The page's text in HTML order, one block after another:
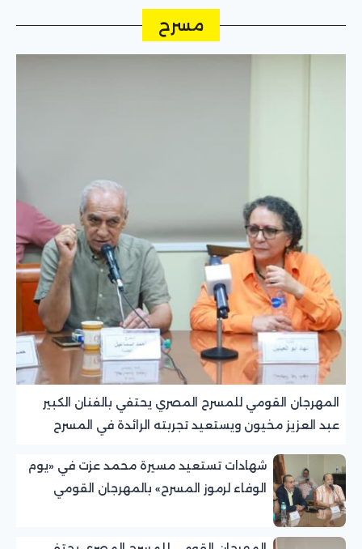
مسرح
المهرجان القومي للمسرح المصري يحتفي بالفنان الكبير
عبد العزيز مخيون ويستعيد تجربته الرائدة في المسرح
شهادات تستعيد مسيرة محمد عزت في «يوم
الوفاء لرموز المسرح» بالمهرجان القومي